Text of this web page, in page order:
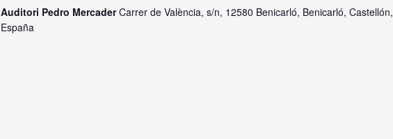
Auditori Pedro MercaderCarrer de València, s/n, 12580 Benicarló, Benicarló, Castellón,
España